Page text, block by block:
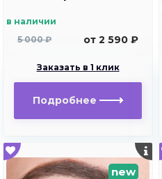
в наличии
5 000 ₽
от 2 590 ₽
Заказать в 1 клик
Подробнее
new